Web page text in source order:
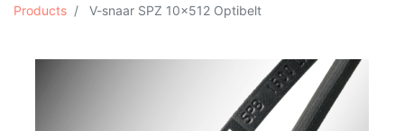
Products V-snaar SPZ 10x512 Optibelt